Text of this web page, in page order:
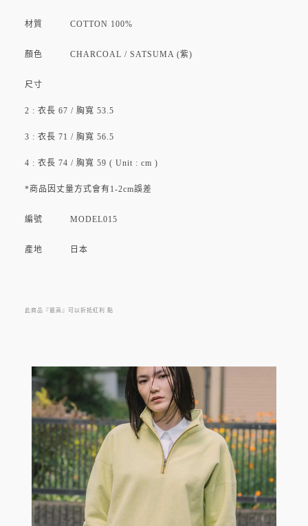
材質 COTTON 100%
顏色 CHARCOAL / SATSUMA (紫)
尺寸
2 : 衣長 67 / 胸寬 53.5
3 : 衣長 71 / 胸寬 56.5
4 : 衣長 74 / 胸寬 59 ( Unit : cm )
*商品因丈量方式會有1-2cm誤差
編號 MODEL015
產地 日本
來自東京，而他所謂的 “MADE IN TOKYO” 比世人所想古老得
機運作聲響伴隨著收音機播著輕快音樂的小工廠中製作，彼此付
諸的心力令人稱奇，經歷時間的打磨，呈現出的是對品質的堅持
與別具工藝感的衣著。
跨越性別的限制，旨在成為可以穿10年的剪裁和縫紉產品，所有
產品均由工廠針織的紗線和定製面料製成。
MODEL008短袖上衣，由品牌原創的 8 盎司棉織物完成，仿舊的
乾爽手感和韌性，卻保有柔軟度。3 公分寬的羅文領口則是日本少
有製造的細節之一，復古的氣息在簡單的外貌下依然讓人難忘。
而整體布面的不平整感，隨著洗滌和穿著，它會與著用者變得越
此商品『最高』可以折抵紅利 點